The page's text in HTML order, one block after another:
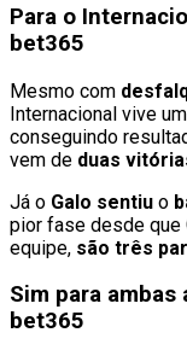
Para o
bet365
Mesmo com
Internacional vive um
conseguindo
vem de duas
Já o Galo sentiu o
pior fase desde que
equipe, são três
Sim para
bet365